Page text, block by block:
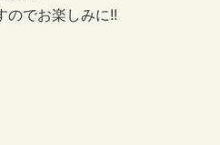
のでお楽しみに!!